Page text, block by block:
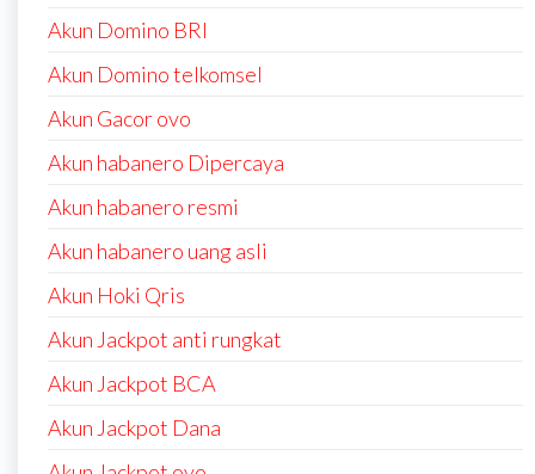
Akun Domino BRI
Akun Domino telkomsel
Akun Gacor ovo
Akun habanero Dipercaya
Akun habanero resmi
Akun habanero uang asli
Akun Hoki Qris
Akun Jackpot anti rungkat
Akun Jackpot BCA
Akun Jackpot Dana